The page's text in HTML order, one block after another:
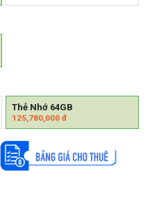
Thẻ Nhớ 64GB
125,780,000đ